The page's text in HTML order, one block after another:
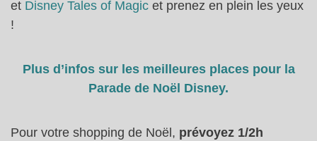
et Disney Tales of Magic et prenez en plein les yeux
!
Plus d’infos sur les meilleures places pour la
Parade de Noël Disney.
Pour votre shopping de Noël, prévoyez 1/2h